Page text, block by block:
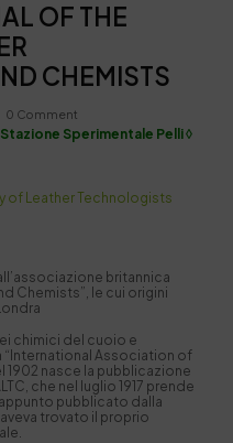
OF THE
CHEMISTS
0 Comment
Sperimentale Pelli ◊
of Leather Technologists
britannica
Chemists”, le cui origini
chimici del cuoio e
Association of
1902 nasce la pubblicazione
che nel luglio 1917 prende
pubblicato dalla
trovato il proprio